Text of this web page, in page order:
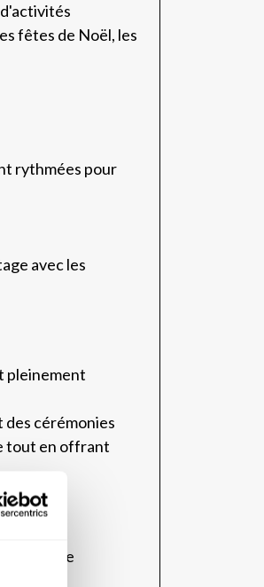
fêtes de Noël, les
rythmées pour
avec les
pleinement
cérémonies
tout en offrant
puisse